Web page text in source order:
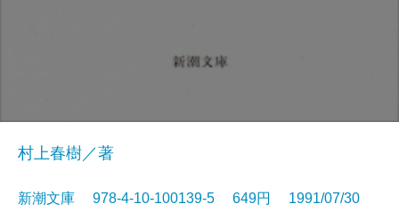
村上春樹／著
新潮文庫 978-4-10-100139-5 649円 1991/07/30